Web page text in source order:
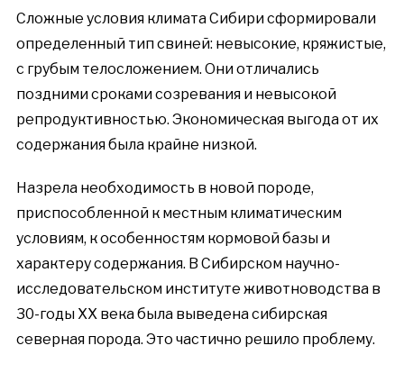
Сложные условия климата Сибири сформировали
определенный тип свиней: невысокие, кряжистые,
с грубым телосложением. Они отличались
поздними сроками созревания и невысокой
репродуктивностью. Экономическая выгода от их
содержания была крайне низкой.
Назрела необходимость в новой породе,
приспособленной к местным климатическим
условиям, к особенностям кормовой базы и
характеру содержания. В Сибирском научно-
исследовательском институте животноводства в
30-годы ХХ века была выведена сибирская
северная порода. Это частично решило проблему.